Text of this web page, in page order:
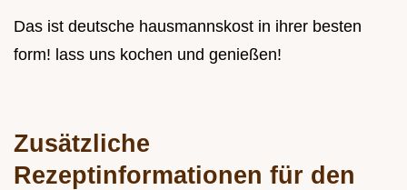
Das ist deutsche hausmannskost in ihrer besten
form! lass uns kochen und genießen!
Zusätzliche
Rezeptinformationen für den